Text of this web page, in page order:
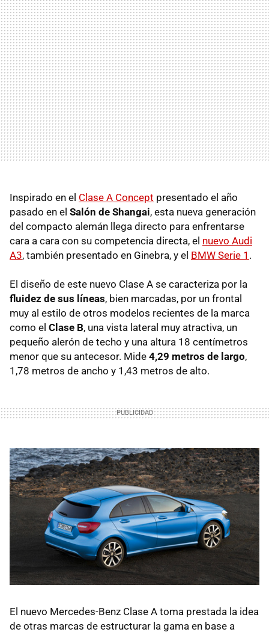
Inspirado en el Clase A Concept presentado el año
pasado en el Salón de Shangai, esta nueva generación
del compacto alemán llega directo para enfrentarse
cara a cara con su competencia directa, el nuevo Audi
A3, también presentado en Ginebra, y el BMW Serie 1 .
El diseño de este nuevo Clase A se caracteriza por la
fluidez de sus líneas, bien marcadas, por un frontal
muy al estilo de otros modelos recientes de la marca
como el Clase B, una vista lateral muy atractiva, un
pequeño alerón de techo y una altura 18 centímetros
menor que su antecesor. Mide 4,29 metros de largo,
1,78 metros de ancho y 1,43 metros de alto.
El nuevo Mercedes-Benz Clase A toma prestada la idea
de otras marcas de estructurar la gama en base a